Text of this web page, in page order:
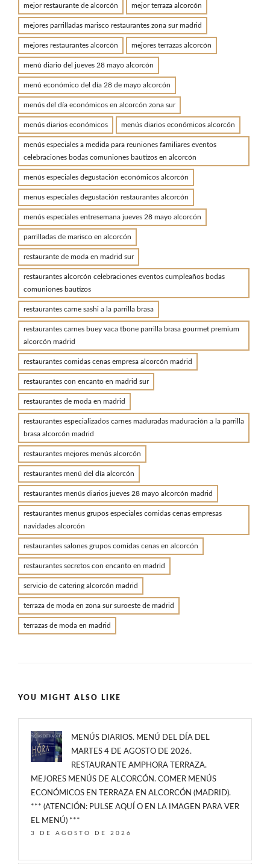
mejor restaurante de alcorcón mejor terraza alcorcón
mejores parrilladas marisco restaurantes zona sur madrid
mejores restaurantes alcorcón mejores terrazas alcorcón
menú diario del jueves 28 mayo alcorcón
menú económico del día 28 de mayo alcorcón
menús del día económicos en alcorcón zona sur
menús diarios económicos menús diarios económicos alcorcón
menús especiales a medida para reuniones familiares eventos
celebraciones bodas comuniones bautizos en alcorcón
menús especiales degustación económicos alcorcón
menus especiales degustación restaurantes alcorcón
menús especiales entresemana jueves 28 mayo alcorcón
parrilladas de marisco en alcorcón
restaurante de moda en madrid sur
restaurantes alcorcón celebraciones eventos cumpleaños bodas
comuniones bautizos
restaurantes carne sashi a la parrilla brasa
restaurantes carnes buey vaca tbone parrilla brasa gourmet premium
alcorcón madrid
restaurantes comidas cenas empresa alcorcón madrid
restaurantes con encanto en madrid sur
restaurantes de moda en madrid
restaurantes especializados carnes maduradas maduración a la parrilla
brasa alcorcón madrid
restaurantes mejores menús alcorcón
restaurantes menú del día alcorcón
restaurantes menús diarios jueves 28 mayo alcorcón madrid
restaurantes menus grupos especiales comidas cenas empresas
navidades alcorcón
restaurantes salones grupos comidas cenas en alcorcón
restaurantes secretos con encanto en madrid
servicio de catering alcorcón madrid
terraza de moda en zona sur suroeste de madrid
terrazas de moda en madrid
YOU MIGHT ALSO LIKE
MENÚS DIARIOS. MENÚ DEL DÍA DEL
MARTES 4 DE AGOSTO DE 2026.
RESTAURANTE AMPHORA TERRAZA.
MEJORES MENÚS DE ALCORCÓN. COMER MENÚS
ECONÓMICOS EN TERRAZA EN ALCORCÓN (MADRID).
*** (ATENCIÓN: PULSE AQUÍ O EN LA IMAGEN PARA VER
EL MENÚ) ***
3 DE AGOSTO DE 2026